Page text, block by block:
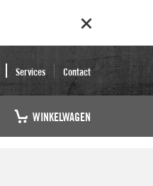
Services Contact
WINKELWAGEN